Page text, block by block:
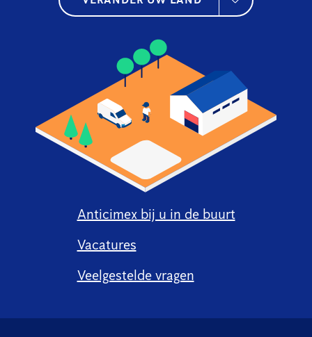
Anticimex bij u in de buurt
Vacatures
Veelgestelde vragen